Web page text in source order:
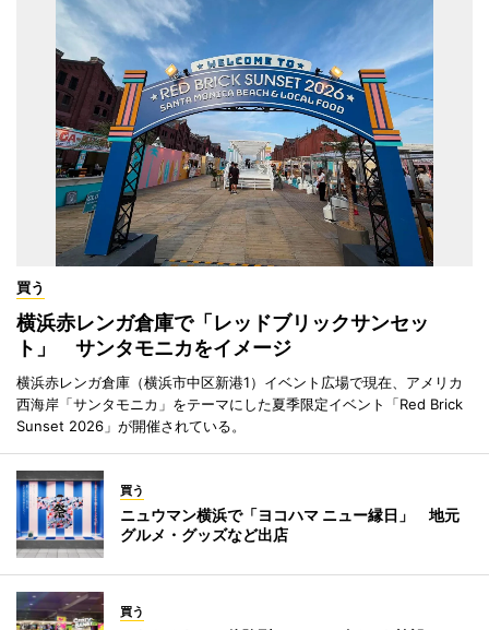
買う
横浜赤レンガ倉庫で「レッドブリックサンセッ
ト」 サンタモニカをイメージ
横浜赤レンガ倉庫（横浜市中区新港1）イベント広場で現在、アメリカ
西海岸「サンタモニカ」をテーマにした夏季限定イベント「Red Brick
Sunset 2026」が開催されている。
買う
ニュウマン横浜で「ヨコハマ ニュー縁日」 地元
グルメ・グッズなど出店
買う